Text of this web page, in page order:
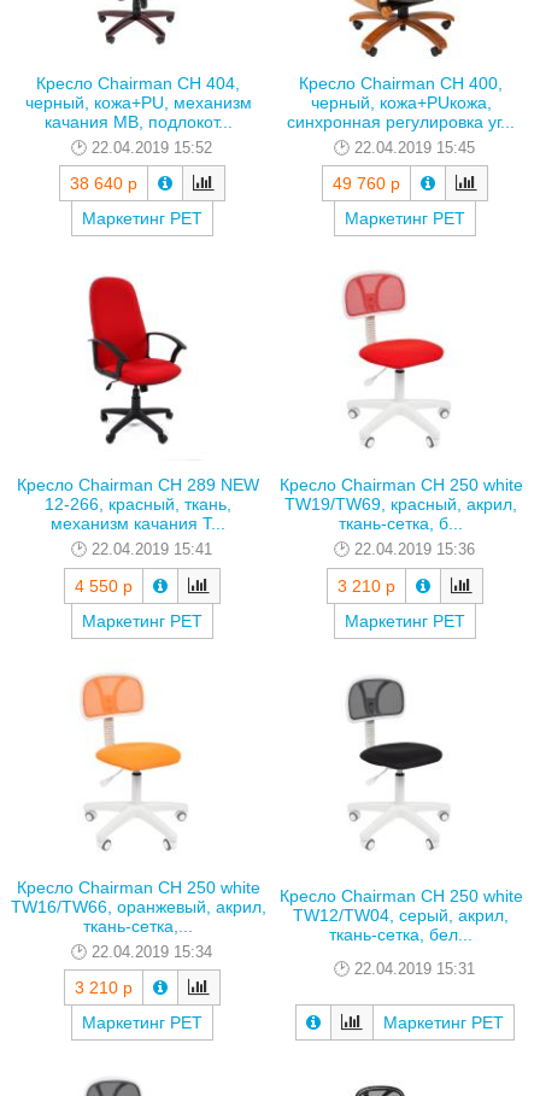
Кресло Chairman CH 404,
черный, кожа+PU, механизм
качания MB, подлокот...
22.04.2019 15:52
38 640 р
Маркетинг РЕТ
Кресло Chairman CH 400,
черный, кожа+PUкожа,
синхронная регулировка уг...
22.04.2019 15:45
49 760 р
Маркетинг РЕТ
Кресло Chairman CH 289 NEW
12-266, красный, ткань,
механизм качания T...
22.04.2019 15:41
4 550 р
Маркетинг РЕТ
Кресло Chairman CH 250 white
TW19/TW69, красный, акрил,
ткань-сетка, б...
22.04.2019 15:36
3 210 р
Маркетинг РЕТ
Кресло Chairman CH 250 white
TW16/TW66, оранжевый, акрил,
ткань-сетка,...
22.04.2019 15:34
3 210 р
Маркетинг РЕТ
Кресло Chairman CH 250 white
TW12/TW04, серый, акрил,
ткань-сетка, бел...
22.04.2019 15:31
Маркетинг РЕТ